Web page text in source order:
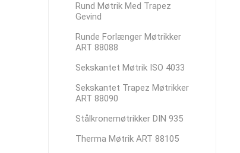
Rund Møtrik Med Trapez
Gevind
Runde Forlænger Møtrikker
ART 88088
Sekskantet Møtrik ISO 4033
Sekskantet Trapez Møtrikker
ART 88090
Stålkronemøtrikker DIN 935
Therma Møtrik ART 88105